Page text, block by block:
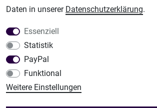
Küchen Zubehör - Haus/Garten - Tierbedarf
Daten in unserer Daten­schutz­erklärung.
Essenziell
Statistik
PayPal
Funktional
Weitere Einstellungen